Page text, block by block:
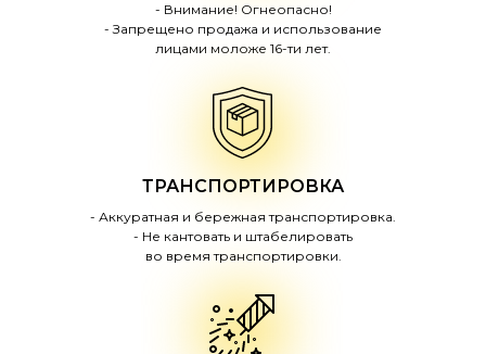
- Внимание! Огнеопасно!
- Запрещено продажа и использование
лицами моложе 16-ти лет.
ТРАНСПОРТИРОВКА
- Аккуратная и бережная транспортировка.
- Не кантовать и штабелировать
во время транспортировки.